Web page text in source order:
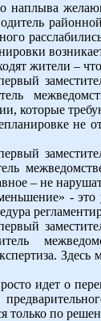
наплыва
жители –
которые
не
– не
- это
идет о
только по